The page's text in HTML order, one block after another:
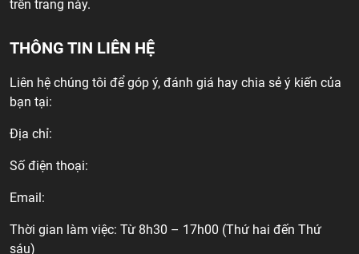
trên trang này.
THÔNG TIN LIÊN HỆ
Liên hệ chúng tôi để góp ý, đánh giá hay chia sẻ ý kiến của
bạn tại:
Địa chỉ:
Số điện thoại:
Email:
Thời gian làm việc: Từ 8h30 – 17h00 (Thứ hai đến Thứ
sáu)